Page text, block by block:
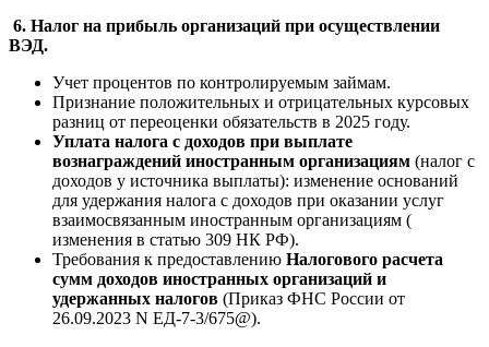
6. Налог на прибыль организаций при осуществлении
ВЭД.
Учет процентов по контролируемым займам.
Признание положительных и отрицательных курсовых
разниц от переоценки обязательств в 2025 году.
Уплата налога с доходов при выплате
вознаграждений иностранным организациям (налог с
доходов у источника выплаты): изменение оснований
для удержания налога с доходов при оказании услуг
взаимосвязанным иностранным организациям (
изменения в статью 309 НК РФ).
Требования к предоставлению Налогового расчета
сумм доходов иностранных организаций и
удержанных налогов (Приказ ФНС России от
26.09.2023 N ЕД-7-3/675@).